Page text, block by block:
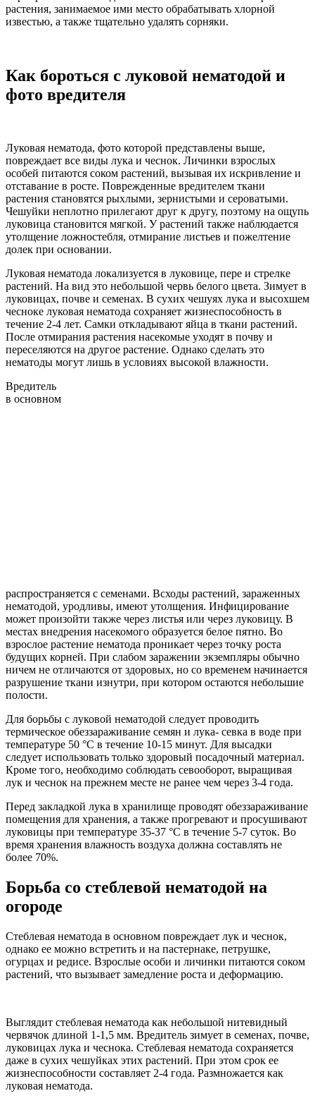
растения, занимаемое ими место обрабатывать хлорной
известью, а также тщательно удалять сорняки.
Как бороться с луковой нематодой и
фото вредителя
Луковая нематода, фото которой представлены выше,
повреждает все виды лука и чеснок. Личинки взрослых
особей питаются соком растений, вызывая их искривление и
отставание в росте. Поврежденные вредителем ткани
растения становятся рыхлыми, зернистыми и сероватыми.
Чешуйки неплотно прилегают друг к другу, поэтому на ощупь
луковица становится мягкой. У растений также наблюдается
утолщение ложностебля, отмирание листьев и пожелтение
долек при основании.
Луковая нематода локализуется в луковице, пере и стрелке
растений. На вид это небольшой червь белого цвета. Зимует в
луковицах, почве и семенах. В сухих чешуях лука и высохшем
чесноке луковая нематода сохраняет жизнеспособность в
течение 2-4 лет. Самки откладывают яйца в ткани растений.
После отмирания растения насекомые уходят в почву и
переселяются на другое растение. Однако сделать это
нематоды могут лишь в условиях высокой влажности.
Вредитель
в основном
распространяется с семенами. Всходы растений, зараженных
нематодой, уродливы, имеют утолщения. Инфицирование
может произойти также через листья или через луковицу. В
местах внедрения насекомого образуется белое пятно. Во
взрослое растение нематода проникает через точку роста
будущих корней. При слабом заражении экземпляры обычно
ничем не отличаются от здоровых, но со временем начинается
разрушение ткани изнутри, при котором остаются небольшие
полости.
Для борьбы с луковой нематодой следует проводить
термическое обеззараживание семян и лука- севка в воде при
температуре 50 °С в течение 10-15 минут. Для высадки
следует использовать только здоровый посадочный материал.
Кроме того, необходимо соблюдать севооборот, выращивая
лук и чеснок на прежнем месте не ранее чем через 3-4 года.
Перед закладкой лука в хранилище проводят обеззараживание
помещения для хранения, а также прогревают и просушивают
луковицы при температуре 35-37 °С в течение 5-7 суток. Во
время хранения влажность воздуха должна составлять не
более 70%.
Борьба со стеблевой нематодой на
огороде
Стеблевая нематода в основном повреждает лук и чеснок,
однако ее можно встретить и на пастернаке, петрушке,
огурцах и редисе. Взрослые особи и личинки питаются соком
растений, что вызывает замедление роста и деформацию.
Выглядит стеблевая нематода как небольшой нитевидный
червячок длиной 1-1,5 мм. Вредитель зимует в семенах, почве,
луковицах лука и чеснока. Стеблевая нематода сохраняется
даже в сухих чешуйках этих растений. При этом срок ее
жизнеспособности составляет 2-4 года. Размножается как
луковая нематода.